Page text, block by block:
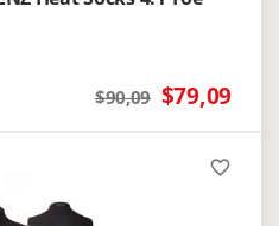
$90,09 $79,09
favorite_border